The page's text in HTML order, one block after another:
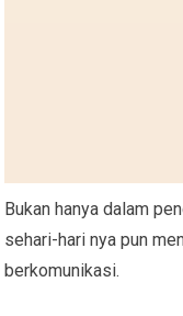
Bukan hanya dalam
sehari-hari nya pun
berkomunikasi.